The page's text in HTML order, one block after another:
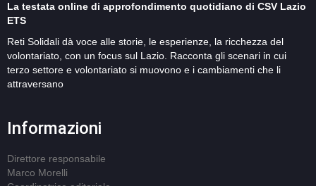
La testata online di approfondimento quotidiano di CSV Lazio
ETS
Reti Solidali dà voce alle storie, le esperienze, la ricchezza del
volontariato, con un focus sul Lazio. Racconta gli scenari in cui
terzo settore e volontariato si muovono e i cambiamenti che li
attraversano
Informazioni
Direttore responsabile
Marco Morelli